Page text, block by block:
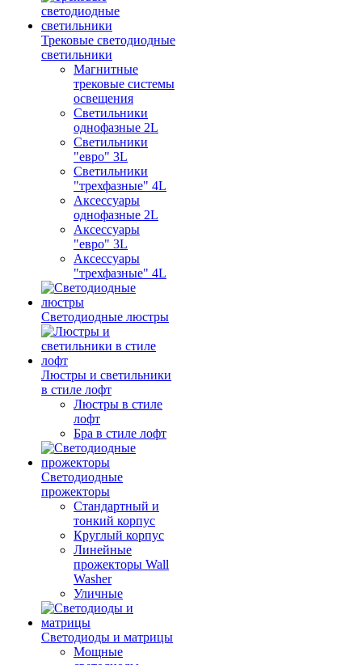
Трековые светодиодные
светильники
Магнитные
трековые системы
освещения
Светильники
однофазные 2L
Светильники
"евро" 3L
Светильники
"трехфазные" 4L
Аксессуары
однофазные 2L
Аксессуары
"евро" 3L
Аксессуары
"трехфазные" 4L
Светодиодные люстры
Люстры и светильники
в стиле лофт
Люстры в стиле
лофт
Бра в стиле лофт
Светодиодные
прожекторы
Стандартный и
тонкий корпус
Круглый корпус
Линейные
прожекторы Wall
Washer
Уличные
Светодиоды и матрицы
Мощные